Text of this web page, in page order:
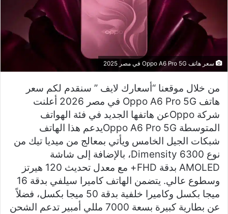
سعر هاتف Oppo A6 Pro 5G في مصر 2025
من خلال موقعنا “أسعارك لايف ” سنقدم لكم سعر
هاتف Oppo A6 Pro 5G في مصر 2026 أعلنت
شركة Oppoعن هاتفها الجديد في فئة الهواتف
المتوسطة Oppo A6 Pro 5Gيدعم هذا الهاتف
شبكات الجيل الخامس ويأتي بمعالج من ميديا تيك من
نوع Dimensity 6300، بالإضافة إلى شاشة
AMOLED بدقة FHD+ مع معدل تحديث 120 هيرتز
وسطوع عالي. يتضمن الهاتف كاميرا سيلفي بدقة 16
ميجا بكسل وكاميرا خلفية بدقة 50 ميجا بكسل، فضلاً
عن بطارية كبيرة بسعة 7000 مللي أمبير تدعم الشحن